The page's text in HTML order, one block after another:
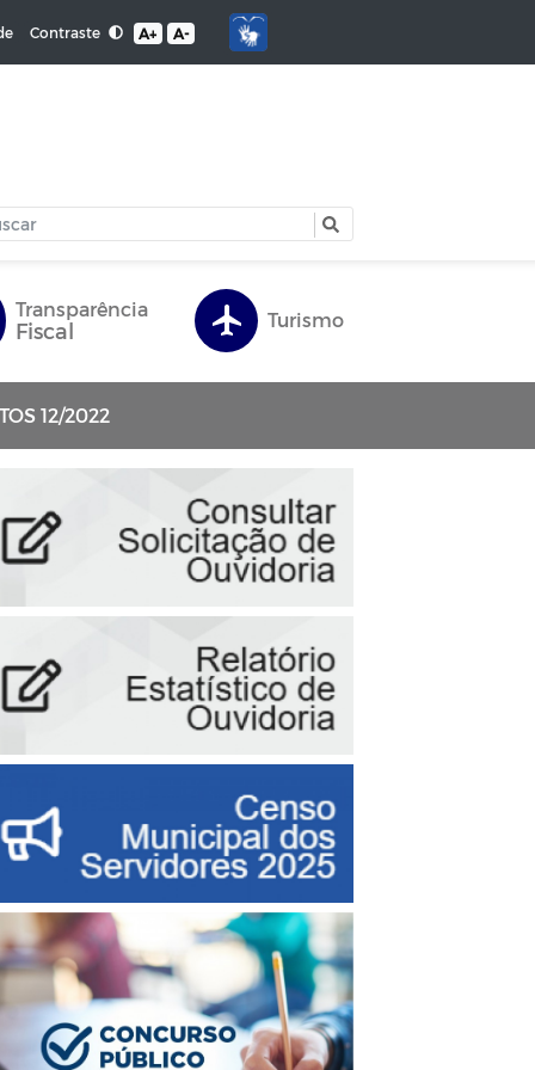
Contraste A+ A-
Transparência
Fiscal Turismo
12/2022